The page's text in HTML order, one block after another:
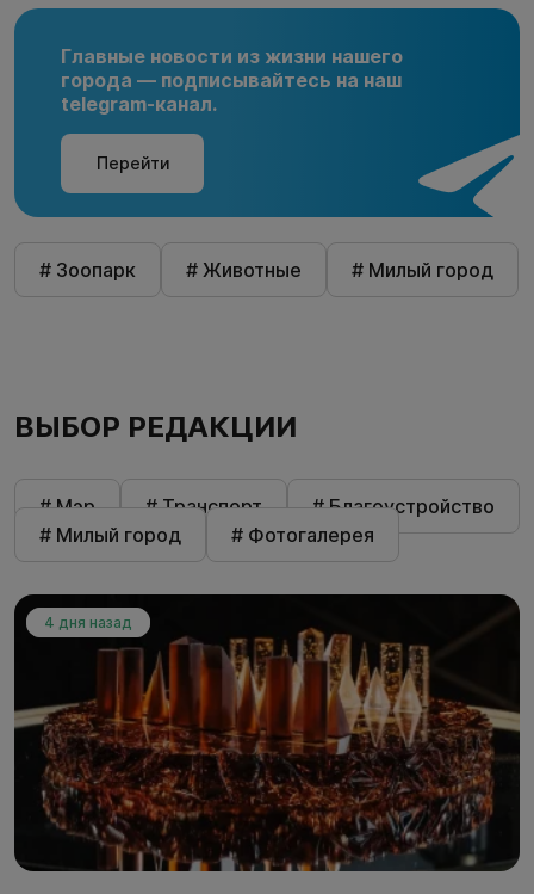
Главные новости из жизни нашего
города — подписывайтесь на наш
telegram-канал.
Перейти
# Зоопарк # Животные # Милый город
ВЫБОР РЕДАКЦИИ
# Мэр # Транспорт
# Благоустройство
# Милый город
# Фотогалерея
4 дня назад